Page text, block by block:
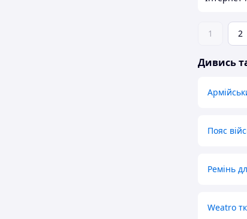
1 2
Дивись
Пояс
Ремінь
Weatro